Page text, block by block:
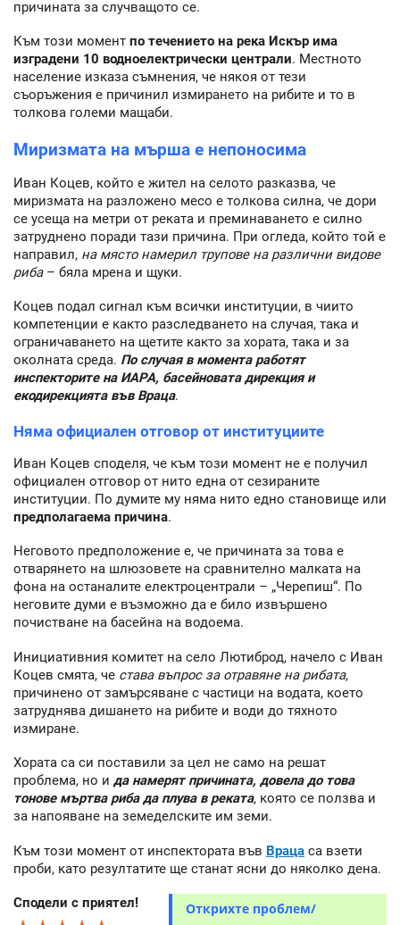
причината за случващото се.
Към този момент по течението на река Искър има
изградени 10 водноелектрически централи. Местното
население изказа съмнения, че някоя от тези
съоръжения е причинил измирането на рибите и то в
толкова големи мащаби.
Миризмата на мърша е непоносима
Иван Коцев, който е жител на селото разказва, че
миризмата на разложено месо е толкова силна, че дори
се усеща на метри от реката и преминаването е силно
затруднено поради тази причина. При огледа, който той е
направил, на място намерил трупове на различни видове
риба– бяла мрена и щуки.
Коцев подал сигнал към всички институции, в чиито
компетенции е както разследването на случая, така и
ограничаването на щетите както за хората, така и за
околната среда. По случая в момента работят
инспекторите на ИАРА, басейновата дирекция и
екодирекцията във Враца.
Няма официален отговор от институциите
Иван Коцев споделя, че към този момент не е получил
официален отговор от нито една от сезираните
институции. По думите му няма нито едно становище или
предполагаема причина.
Неговото предположение е, че причината за това е
отварянето на шлюзовете на сравнително малката на
фона на останалите електроцентрали – „Черепиш“. По
неговите думи е възможно да е било извършено
почистване на басейна на водоема.
Инициативния комитет на село Лютиброд, начело с Иван
Коцев смята, че става въпрос за отравяне на рибата,
причинено от замърсяване с частици на водата, което
затруднява дишането на рибите и води до тяхното
измиране.
Хората са си поставили за цел не само на решат
проблема, но и да намерят причината, довела до това
тонове мъртва риба да плува в реката, която се ползва и
за напояване на земеделските им земи.
Към този момент от инспектората във Враца са взети
проби, като резултатите ще станат ясни до няколко дена.
Сподели с приятел!
Открихте проблем/